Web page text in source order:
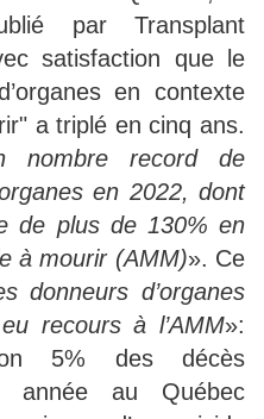
par Transplant
satisfaction que le
en contexte
a triplé en cinq ans.
nombre record de
en 2022, dont
de plus de 130% en
à mourir (AMM)». Ce
donneurs d’organes
recours à l’AMM»:
5% des décès
année au Québec